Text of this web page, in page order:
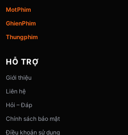
MotPhim
GhienPhim
Thungphim
HỖ TRỢ
Giới thiệu
Liên hệ
Hỏi – Đáp
Chính sách bảo mật
Điều khoản sử dụng